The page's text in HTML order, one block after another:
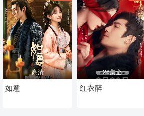
高清
如意
26集全
红衣醉